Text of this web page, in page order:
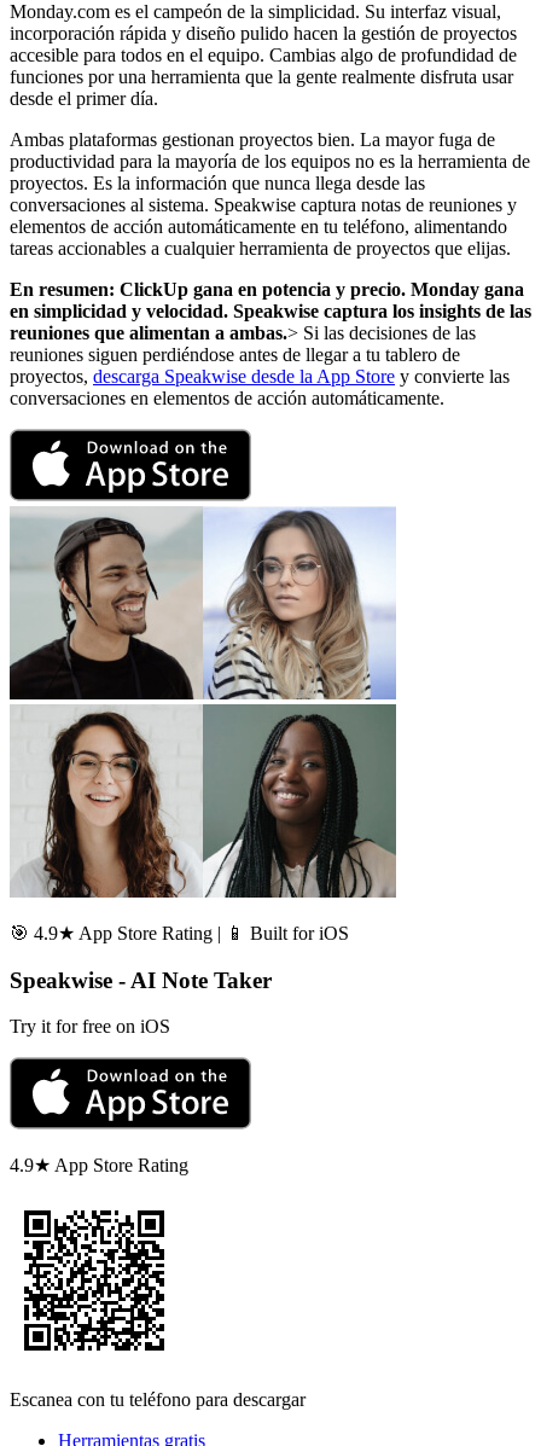
Monday.com es el campeón de la simplicidad. Su interfaz visual,
incorporación rápida y diseño pulido hacen la gestión de proyectos
accesible para todos en el equipo. Cambias algo de profundidad de
funciones por una herramienta que la gente realmente disfruta usar
desde el primer día.
Ambas plataformas gestionan proyectos bien. La mayor fuga de
productividad para la mayoría de los equipos no es la herramienta de
proyectos. Es la información que nunca llega desde las
conversaciones al sistema. Speakwise captura notas de reuniones y
elementos de acción automáticamente en tu teléfono, alimentando
tareas accionables a cualquier herramienta de proyectos que elijas.
En resumen: ClickUp gana en potencia y precio. Monday gana
en simplicidad y velocidad. Speakwise captura los insights de las
reuniones que alimentan a ambas.> Si las decisiones de las
reuniones siguen perdiéndose antes de llegar a tu tablero de
proyectos, descarga Speakwise desde la App Store y convierte las
conversaciones en elementos de acción automáticamente.
🎯 4.9★ App Store Rating | 📱 Built for iOS
Speakwise - AI Note Taker
Try it for free on iOS
4.9★ App Store Rating
Escanea con tu teléfono para descargar
Herramientas gratis